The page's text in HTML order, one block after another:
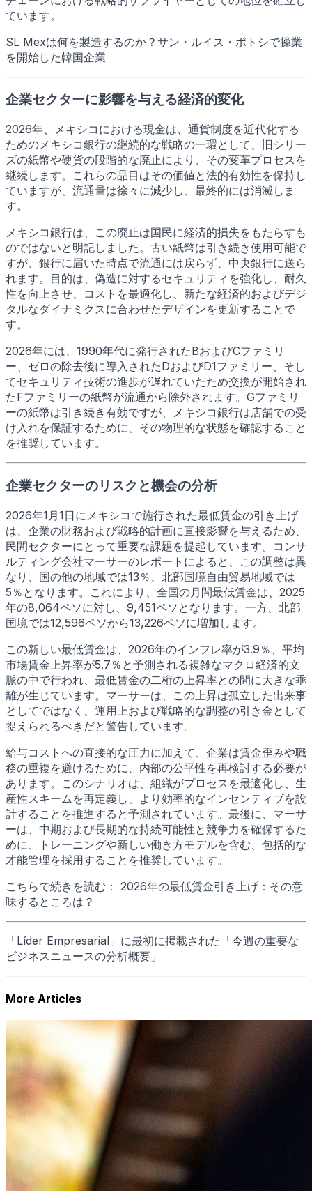
ています。
SL Mexは何を製造するのか？サン・ルイス・ポトシで操業
を開始した韓国企業
企業セクターに影響を与える経済的変化
2026年、メキシコにおける現金は、通貨制度を近代化する
ためのメキシコ銀行の継続的な戦略の一環として、旧シリー
ズの紙幣や硬貨の段階的な廃止により、その変革プロセスを
継続します。これらの品目はその価値と法的有効性を保持し
ていますが、流通量は徐々に減少し、最終的には消滅しま
す。
メキシコ銀行は、この廃止は国民に経済的損失をもたらすも
のではないと明記しました。古い紙幣は引き続き使用可能で
すが、銀行に届いた時点で流通には戻らず、中央銀行に送ら
れます。目的は、偽造に対するセキュリティを強化し、耐久
性を向上させ、コストを最適化し、新たな経済的およびデジ
タルなダイナミクスに合わせたデザインを更新することで
す。
2026年には、1990年代に発行されたBおよびCファミリ
ー、ゼロの除去後に導入されたDおよびD1ファミリー、そし
てセキュリティ技術の進歩が遅れていたため交換が開始され
たFファミリーの紙幣が流通から除外されます。Gファミリ
ーの紙幣は引き続き有効ですが、メキシコ銀行は店舗での受
け入れを保証するために、その物理的な状態を確認すること
を推奨しています。
企業セクターのリスクと機会の分析
2026年1月1日にメキシコで施行された最低賃金の引き上げ
は、企業の財務および戦略的計画に直接影響を与えるため、
民間セクターにとって重要な課題を提起しています。コンサ
ルティング会社マーサーのレポートによると、この調整は異
なり、国の他の地域では13％、北部国境自由貿易地域では
5％となります。これにより、全国の月間最低賃金は、2025
年の8,064ペソに対し、9,451ペソとなります。一方、北部
国境では12,596ペソから13,226ペソに増加します。
この新しい最低賃金は、2026年のインフレ率が3.9％、平均
市場賃金上昇率が5.7％と予測される複雑なマクロ経済的文
脈の中で行われ、最低賃金の二桁の上昇率との間に大きな乖
離が生じています。マーサーは、この上昇は孤立した出来事
としてではなく、運用上および戦略的な調整の引き金として
捉えられるべきだと警告しています。
給与コストへの直接的な圧力に加えて、企業は賃金歪みや職
務の重複を避けるために、内部の公平性を再検討する必要が
あります。このシナリオは、組織がプロセスを最適化し、生
産性スキームを再定義し、より効率的なインセンティブを設
計することを推進すると予測されています。最後に、マーサ
ーは、中期および長期的な持続可能性と競争力を確保するた
めに、トレーニングや新しい働き方モデルを含む、包括的な
才能管理を採用することを推奨しています。
こちらで続きを読む： 2026年の最低賃金引き上げ：その意
味するところは？
「Líder Empresarial」に最初に掲載された「今週の重要な
ビジネスニュースの分析概要」
More Articles